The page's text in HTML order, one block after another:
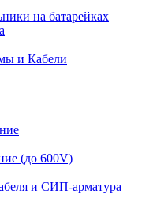
на батарейках
и Кабели
(до 600V)
и СИП-арматура